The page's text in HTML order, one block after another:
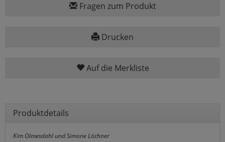
Fragen zum Produkt
Drucken
Auf die Merkliste
Produktdetails
Kim Olmesdahl und Simone Löchner